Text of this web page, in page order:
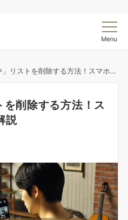
Menu
を削除する方法！スマホ・PC・テレビ別に解説
削除する方法！ス
説